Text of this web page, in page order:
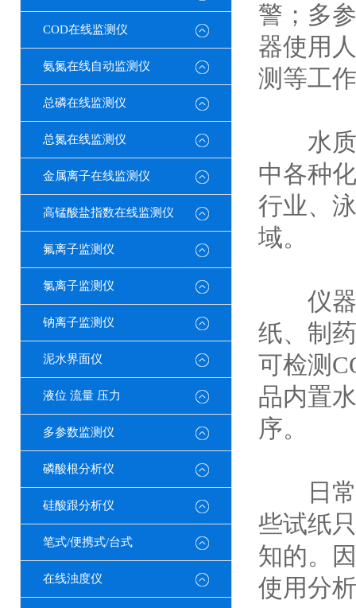
COD在线监测仪
氨氮在线自动监测仪
总磷在线监测仪
总氮在线监测仪
金属离子在线监测仪
高锰酸盐指数在线监测仪
氟离子监测仪
氯离子监测仪
钠离子监测仪
泥水界面仪
液位 流量 压力
多参数监测仪
磷酸根分析仪
硅酸跟分析仪
笔式/便携式/台式
在线浊度仪
警；多
器使用
测等工
水质
中各种
行业、
域。
仪器
纸、制
可检测
品内置
序。
日常
些试纸
知的。
使用分